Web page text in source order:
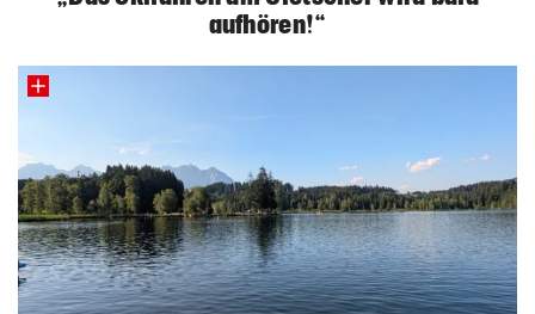
aufhören!“